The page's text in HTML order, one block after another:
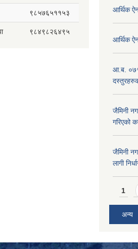
९८५७६५११५३
९८४९८२६४९५
आर्थिक
आर्थिक
आ.ब.
जैमिनी
गरिएको
जैमिनी
लागी
1
अन्य